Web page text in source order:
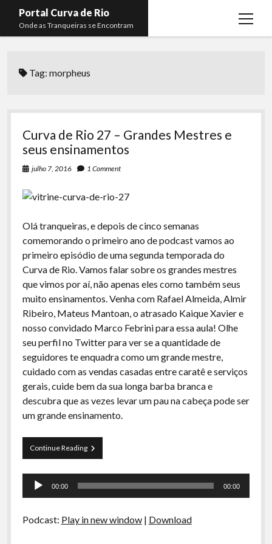
Portal Curva de Rio
Onde as Tranqueiras se Encontram
open
menu
Curva de Rio
Komos
La Siesta Podcast
Arquivo CDR
Papo Tranqueira
A Ripa É a Lei
Especiais
Preliminares
Membros open
Lucas Oliveira
Kaique Xavier
Tag:morpheus
Curva de Rio 27 – Grandes Mestres e
seus ensinamentos
julho 7, 2016 1 Comment
Olá tranqueiras, e depois de cinco semanas
comemorando o primeiro ano de podcast vamos ao
primeiro episódio de uma segunda temporada do
Curva de Rio. Vamos falar sobre os grandes mestres
que vimos por aí, não apenas eles como também seus
muito ensinamentos. Venha com Rafael Almeida, Almir
Ribeiro, Mateus Mantoan, o atrasado Kaique Xavier e
nosso convidado Marco Febrini para essa aula! Olhe
seu perfil no Twitter para ver se a quantidade de
seguidores te enquadra como um grande mestre,
cuidado com as vendas casadas entre caratê e serviços
gerais, cuide bem da sua longa barba branca e
descubra que as vezes levar um pau na cabeça pode ser
um grande ensinamento.
Continue ReadingCurva
de
–
e
Tocador
00:00 00:00
Podcast: Play in new window| Download